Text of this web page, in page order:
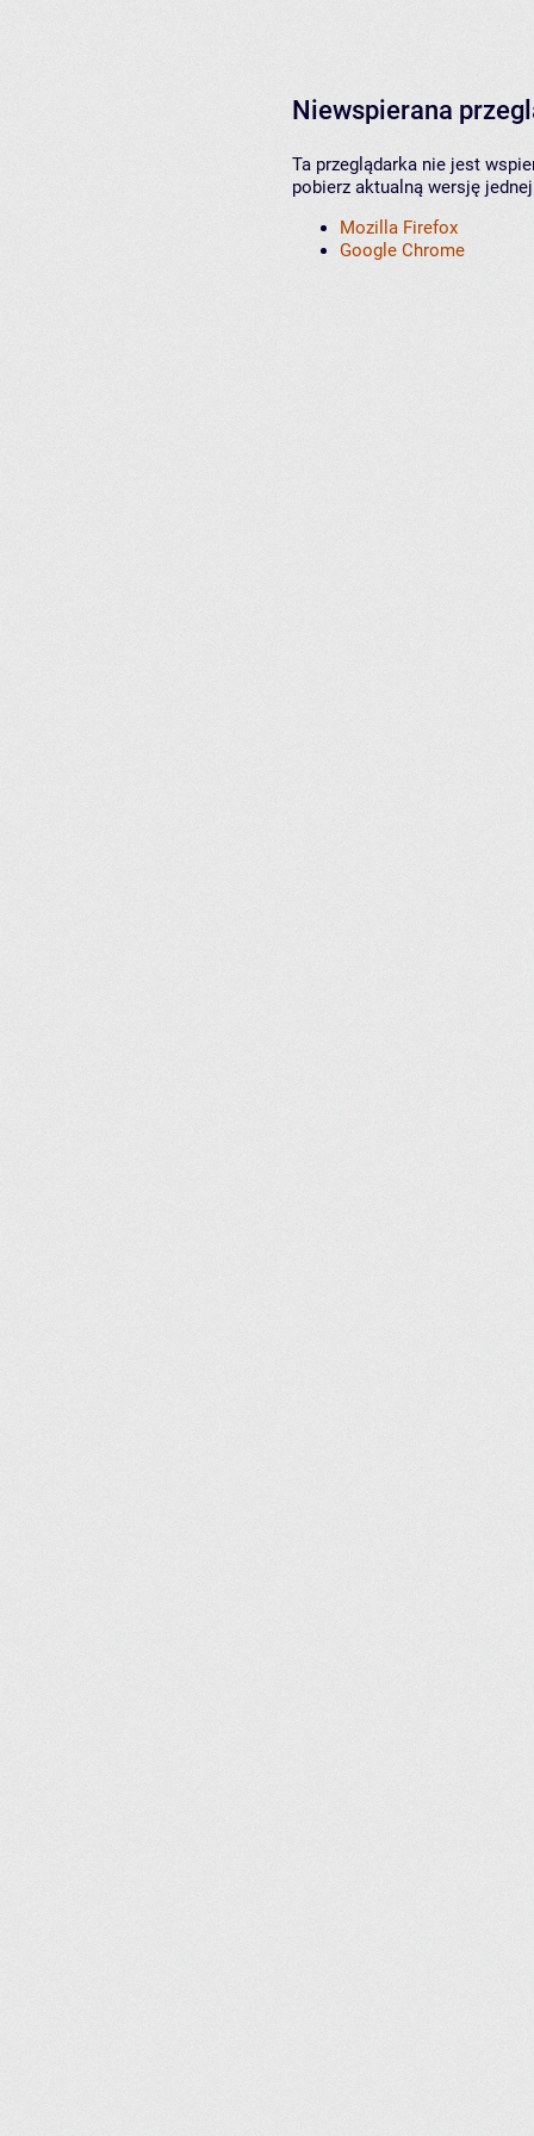
Niewspierana
Ta przeglądarka nie jest
pobierz aktualną wersję
Mozilla Firefox
Google Chrome